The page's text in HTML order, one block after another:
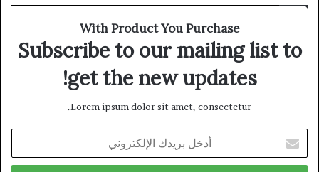
With Product You Purchase
Subscribe to our mailing list to
get the new updates!
Lorem ipsum dolor sit amet, consectetur.
بريدك
الإلكتروني